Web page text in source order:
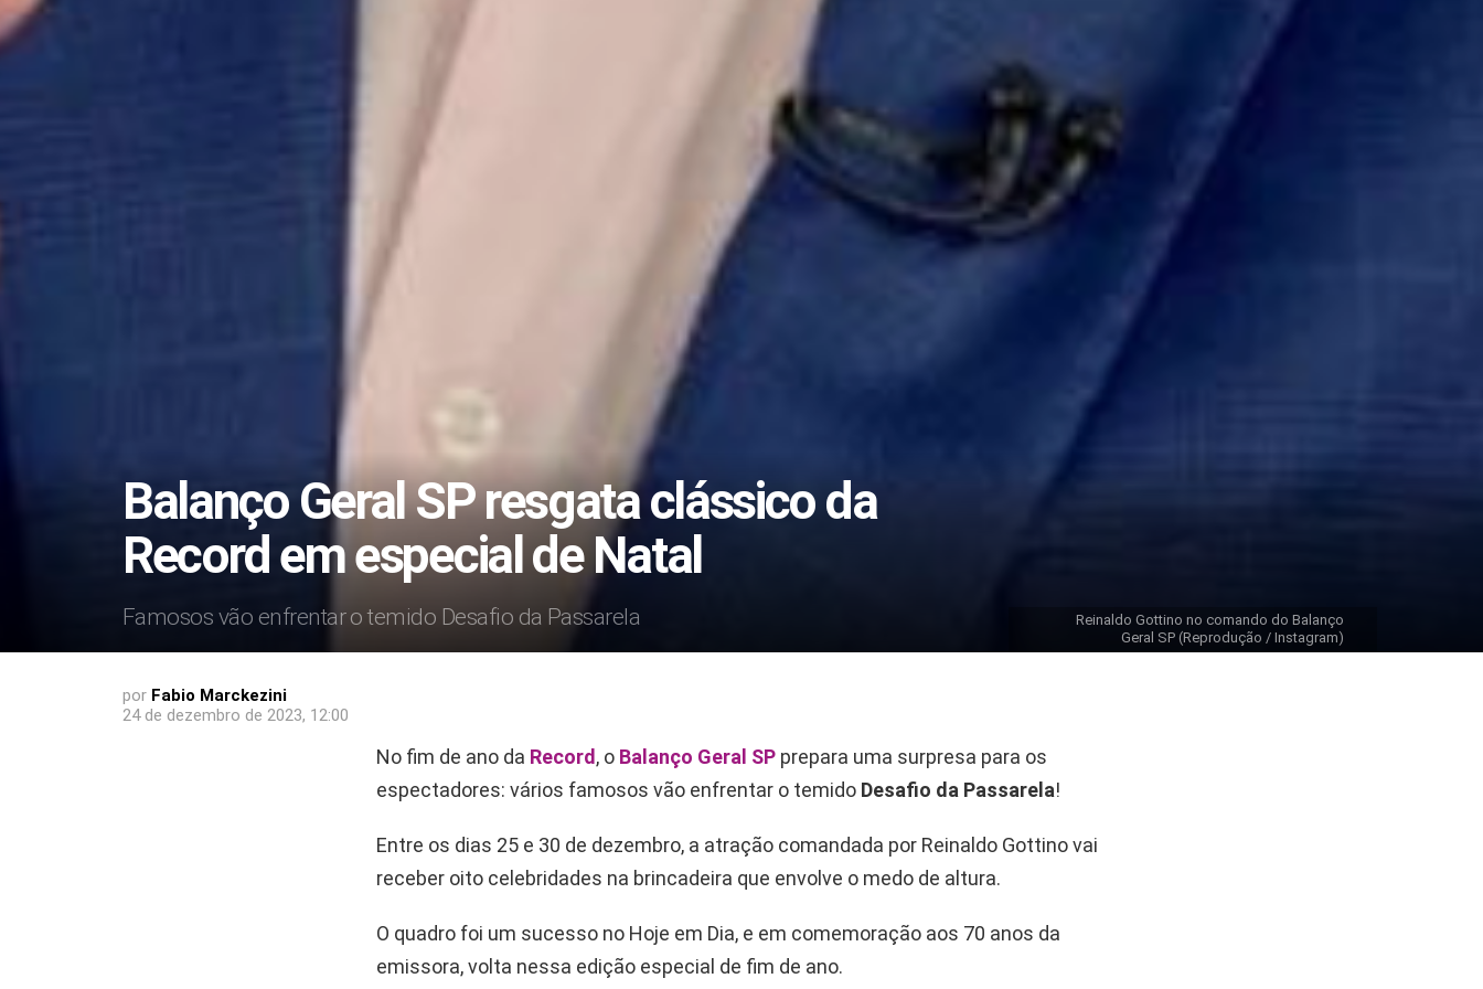
Balanço Geral SP resgata clássico da
Record em especial de Natal
Famosos vão enfrentar o temido Desafio da Passarela
Reinaldo Gottino no comando do Balanço
Geral SP (Reprodução / Instagram)
por Fabio Marckezini
24 de dezembro de 2023, 12:00
No fim de ano da Record, o Balanço Geral SP prepara uma surpresa para os
espectadores: vários famosos vão enfrentar o temido Desafio da Passarela!
Entre os dias 25 e 30 de dezembro, a atração comandada por Reinaldo Gottino vai
receber oito celebridades na brincadeira que envolve o medo de altura.
O quadro foi um sucesso no Hoje em Dia, e em comemoração aos 70 anos da
emissora, volta nessa edição especial de fim de ano.